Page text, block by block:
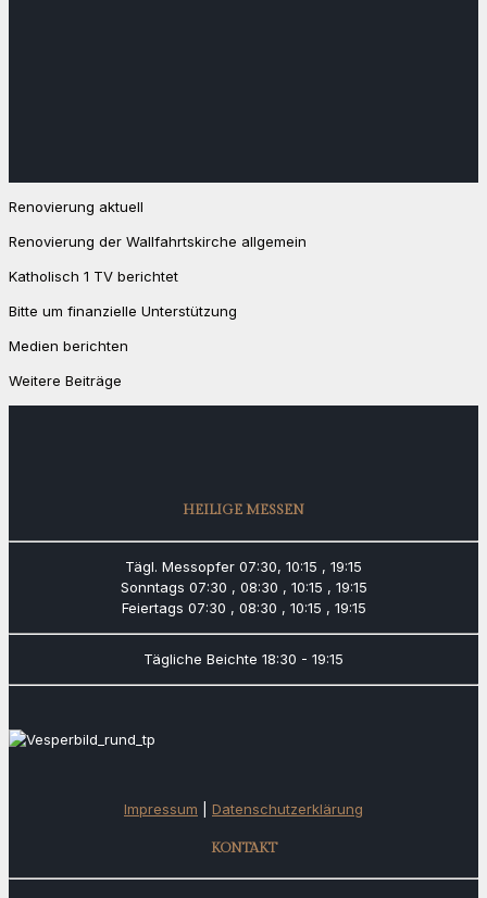
Renovierung aktuell
Renovierung der Wallfahrtskirche allgemein
Katholisch 1 TV berichtet
Bitte um finanzielle Unterstützung
Medien berichten
Weitere Beiträge
HEILIGE MESSEN
Tägl. Messopfer 07:30, 10:15 , 19:15
Sonntags 07:30 , 08:30 , 10:15 , 19:15
Feiertags 07:30 , 08:30 , 10:15 , 19:15
Tägliche Beichte 18:30 - 19:15
Impressum Datenschutzerklärung
KONTAKT